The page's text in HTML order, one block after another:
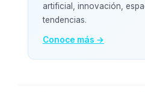
artificial, innovación,
tendencias.
Conoce más →